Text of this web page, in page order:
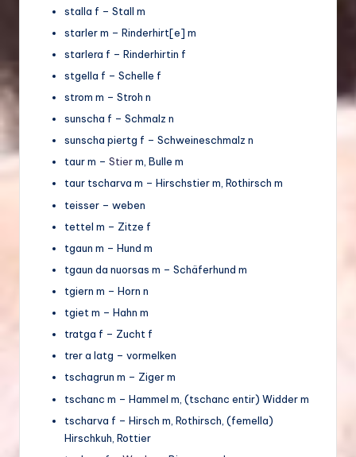
stalla f – Stall m
starler m – Rinderhirt[e] m
starlera f – Rinderhirtin f
stgella f – Schelle f
strom m – Stroh n
sunscha f – Schmalz n
sunscha piertg f – Schweineschmalz n
taur m – Stierm, Bulle m
taur tscharva m – Hirschstier m, Rothirsch m
teisser – weben
tettel m – Zitze f
tgaun m – Hund m
tgaun da nuorsas m – Schäferhund m
tgiern m – Horn n
tgiet m – Hahn m
tratga f – Zucht f
trer a latg – vormelken
tschagrun m – Ziger m
tschanc m – Hammel m, (tschanc entir) Widder m
tscharva f – Hirsch m, Rothirsch, (femella)
Hirschkuh, Rottier